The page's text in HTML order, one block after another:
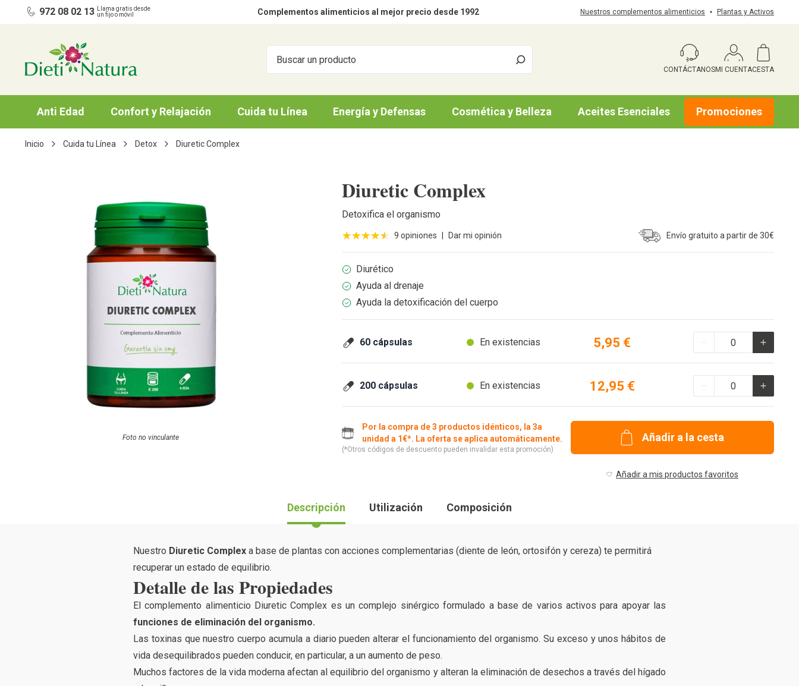
Ir al contenido972 08 02 13
Llama gratis desde
un fijo o móvil
Complementos alimenticios al mejor precio desde 1992 Nuestros complementos alimenticios Plantas y Activos
CONTÁCTANOSMI CUENTACESTA
Anti Edad Confort y Relajación Cuida tu Línea Energía y Defensas Cosmética y Belleza Aceites Esenciales Promociones
Inicio Cuida tu Línea Detox Diuretic Complex
Foto no vinculante
Diuretic Complex
Detoxifica el organismo
9 opiniones Dar mi opinión Envío gratuito a partir de 30€
Diurético
Ayuda al drenaje
Ayuda la detoxificación del cuerpo
60 cápsulas 5,95 €
En existencias
200 cápsulas 12,95 €
En existencias
Por la compra de 3 productos idénticos, la 3a
unidad a 1€*. La oferta se aplica automáticamente.
(*Otros códigos de descuento pueden invalidar esta promoción)
Añadir a la cesta
Añadir a mis productos favoritos
Descripción Utilización Composición
Nuestro Diuretic Complex a base de plantas con acciones complementarias (diente de león, ortosifón y cereza) te permitirá
recuperar un estado de equilibrio.
Detalle de las Propiedades
El complemento alimenticio Diuretic Complex es un complejo sinérgico formulado a base de varios activos para apoyar las
funciones de eliminación del organismo.
Las toxinas que nuestro cuerpo acumula a diario pueden alterar el funcionamiento del organismo. Su exceso y unos hábitos de
vida desequilibrados pueden conducir, en particular, a un aumento de peso.
Muchos factores de la vida moderna afectan al equilibrio del organismo y alteran la eliminación de desechos a través del hígado